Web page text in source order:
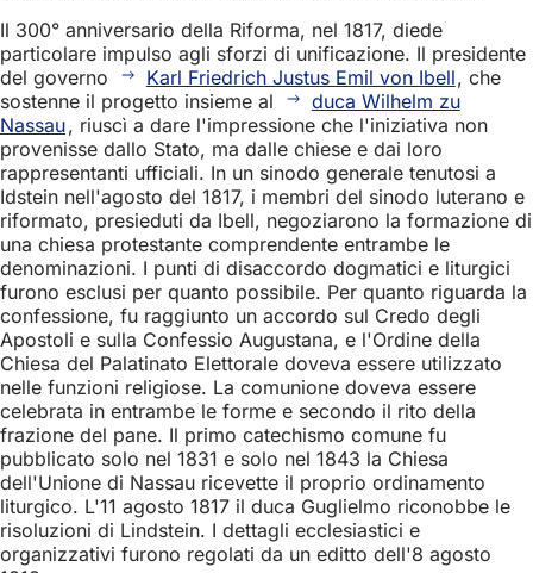
Il 300° anniversario della Riforma, nel 1817, diede
particolare impulso agli sforzi di unificazione. Il presidente
del governo
Karl Friedrich Justus Emil von Ibell, che
sostenne il progetto insieme al
duca Wilhelm zu
Nassau, riuscì a dare l'impressione che l'iniziativa non
provenisse dallo Stato, ma dalle chiese e dai loro
rappresentanti ufficiali. In un sinodo generale tenutosi a
Idstein nell'agosto del 1817, i membri del sinodo luterano e
riformato, presieduti da Ibell, negoziarono la formazione di
una chiesa protestante comprendente entrambe le
denominazioni. I punti di disaccordo dogmatici e liturgici
furono esclusi per quanto possibile. Per quanto riguarda la
confessione, fu raggiunto un accordo sul Credo degli
Apostoli e sulla Confessio Augustana, e l'Ordine della
Chiesa del Palatinato Elettorale doveva essere utilizzato
nelle funzioni religiose. La comunione doveva essere
celebrata in entrambe le forme e secondo il rito della
frazione del pane. Il primo catechismo comune fu
pubblicato solo nel 1831 e solo nel 1843 la Chiesa
dell'Unione di Nassau ricevette il proprio ordinamento
liturgico. L'11 agosto 1817 il duca Guglielmo riconobbe le
risoluzioni di Lindstein. I dettagli ecclesiastici e
organizzativi furono regolati da un editto dell'8 agosto